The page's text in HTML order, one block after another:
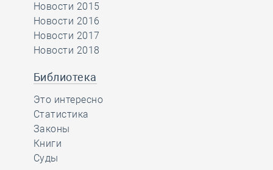
Новости 2015
Новости 2016
Новости 2017
Новости 2018
Библиотека
Это интересно
Статистика
Законы
Книги
Суды